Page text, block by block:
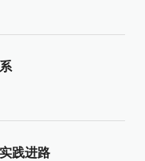
践进路